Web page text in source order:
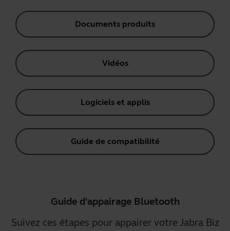
Documents produits
Vidéos
Logiciels et applis
Guide de compatibilité
Guide d'appairage Bluetooth
Suivez ces étapes pour appairer votre Jabra Biz